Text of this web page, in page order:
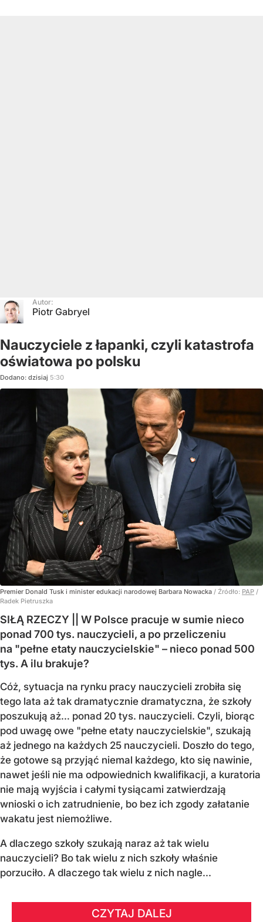
Autor:
Piotr Gabryel
Nauczyciele z łapanki, czyli katastrofa
oświatowa po polsku
Dodano: dzisiaj 5:30
Premier Donald Tusk i minister edukacji narodowej Barbara Nowacka / Źródło: PAP /
Radek Pietruszka
SIŁĄ RZECZY || W Polsce pracuje w sumie nieco
ponad 700 tys. nauczycieli, a po przeliczeniu
na "pełne etaty nauczycielskie" – nieco ponad 500
tys. A ilu brakuje?
Cóż, sytuacja na rynku pracy nauczycieli zrobiła się
tego lata aż tak dramatycznie dramatyczna, że szkoły
poszukują aż… ponad 20 tys. nauczycieli. Czyli, biorąc
pod uwagę owe "pełne etaty nauczycielskie", szukają
aż jednego na każdych 25 nauczycieli. Doszło do tego,
że gotowe są przyjąć niemal każdego, kto się nawinie,
nawet jeśli nie ma odpowiednich kwalifikacji, a kuratoria
nie mają wyjścia i całymi tysiącami zatwierdzają
wnioski o ich zatrudnienie, bo bez ich zgody załatanie
wakatu jest niemożliwe.
A dlaczego szkoły szukają naraz aż tak wielu
nauczycieli? Bo tak wielu z nich szkoły właśnie
porzuciło. A dlaczego tak wielu z nich nagle...
CZYTAJ DALEJ